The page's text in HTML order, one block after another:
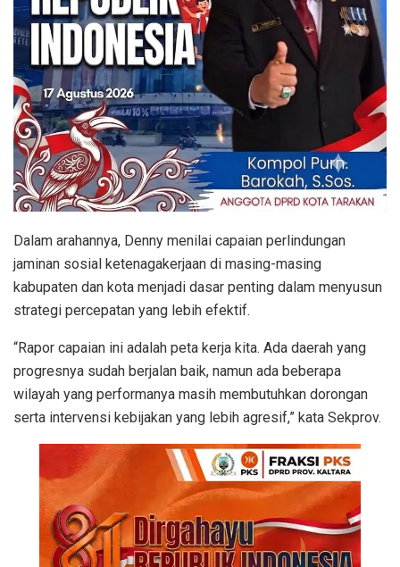
Dalam arahannya, Denny menilai capaian perlindungan
jaminan sosial ketenagakerjaan di masing-masing
kabupaten dan kota menjadi dasar penting dalam menyusun
strategi percepatan yang lebih efektif.
“Rapor capaian ini adalah peta kerja kita. Ada daerah yang
progresnya sudah berjalan baik, namun ada beberapa
wilayah yang performanya masih membutuhkan dorongan
serta intervensi kebijakan yang lebih agresif,” kata Sekprov.